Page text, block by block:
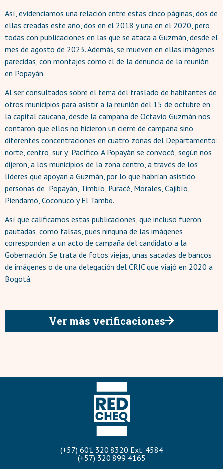
Así, evidenciamos una relación entre estas cinco páginas, dos de
ellas creadas este año, dos en el 2018 y una en el 2020, pero
todas con publicaciones en las que se ataca a Guzmán, desde el
mes de agosto de 2023. Además, se mueven en ellas imágenes
parecidas, con montajes como el de la denuncia de la reunión
en Popayán.
Al ser consultados sobre el tema del traslado de habitantes de
otros municipios para asistir a la reunión del 15 de octubre en
la capital caucana, desde la campaña de Octavio Guzmán nos
contaron que ellos no hicieron un cierre de campaña sino
diferentes concentraciones en cuatro zonas del Departamento:
norte, centro, sur y Pacífico. A Popayán se convocó, según nos
dijeron, a los municipios de la zona centro, a través de los
líderes que apoyan a Guzmán, por lo que habrían asistido
personas de Popayán, Timbío, Puracé, Morales, Cajibío,
Piendamó, Coconuco y El Tambo.
Así que calificamos estas publicaciones, que incluso fueron
pautadas, como falsas, pues ninguna de las imágenes
corresponden a un acto de campaña del candidato a la
Gobernación. Se trata de fotos viejas, unas sacadas de bancos
de imágenes o de una delegación del CRIC que viajó en 2020 a
Bogotá.
Ver más verificaciones
(+57) 601 320 8320 Ext. 4584
(+57) 320 899 4165